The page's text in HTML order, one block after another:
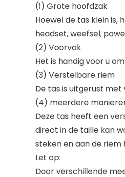
(1) Grote hoofdzak
Hoewel de tas klein
headset, weefsel,
(2) Voorvak
Het is handig voor u
(3) Verstelbare riem
De tas is uitgerust
(4) meerdere
Deze tas heeft een
direct in de taille kan
steken en aan de riem
Let op:
Door verschillende